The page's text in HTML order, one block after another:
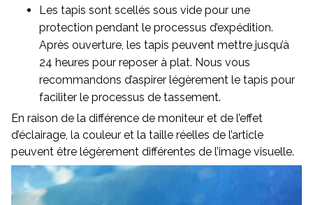
Les tapis sont scellés sous vide pour une
protection pendant le processus d’expédition.
Après ouverture, les tapis peuvent mettre jusqu’à
24 heures pour reposer à plat. Nous vous
recommandons d’aspirer légèrement le tapis pour
faciliter le processus de tassement.
En raison de la différence de moniteur et de l’effet
d’éclairage, la couleur et la taille réelles de l’article
peuvent être légèrement différentes de l’image visuelle.